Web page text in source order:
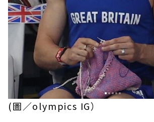
(圖／olympics IG）